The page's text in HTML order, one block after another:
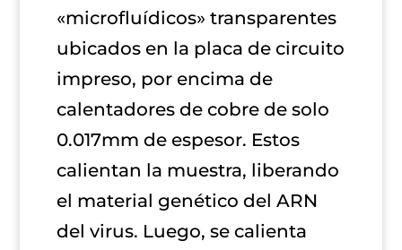
«microfluídicos» transparentes
ubicados en la placa de circuito
impreso, por encima de
calentadores de cobre de solo
0.017mm de espesor. Estos
calientan la muestra, liberando
el material genético del ARN
del virus. Luego, se calienta